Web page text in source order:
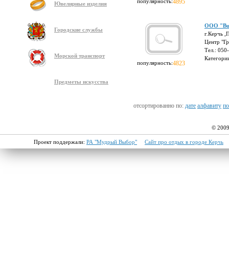
Ювелирные изделия
Городские службы
Морской транспорт
Предметы искусства
4895
популярность:4823
ООО
г.Керчь
Центр
Тел.:
отсортированно по: дате алфавиту
©
Проект поддержали: РА "Мудрый Выбор" Сайт про отдых в городе Керчь